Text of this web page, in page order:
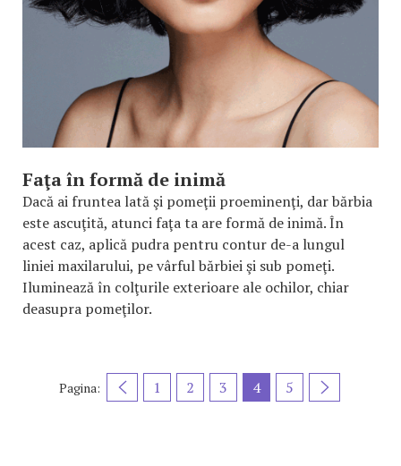
Faţa în formă de inimă
Dacă ai fruntea lată şi pomeţii proeminenţi, dar bărbia
este ascuţită, atunci faţa ta are formă de inimă. În
acest caz, aplică pudra pentru contur de-a lungul
liniei maxilarului, pe vârful bărbiei şi sub pomeţi.
Iluminează în colţurile exterioare ale ochilor, chiar
deasupra pomeţilor.
Pagina: 1 2 3 4 5